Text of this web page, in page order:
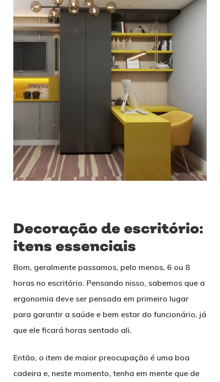
Decoração de escritório:
itens essenciais
Bom, geralmente passamos, pelo menos, 6 ou 8
horas no escritório. Pensando nisso, sabemos que a
ergonomia deve ser pensada em primeiro lugar
para garantir a saúde e bem estar do funcionário, já
que ele ficará horas sentado ali.
Então, o item de maior preocupação é uma boa
cadeira e, neste momento, tenha em mente que de